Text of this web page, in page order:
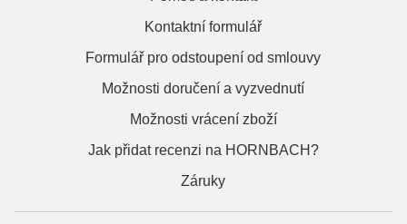
Kontaktní formulář
Formulář pro odstoupení od smlouvy
Možnosti doručení a vyzvednutí
Možnosti vrácení zboží
Jak přidat recenzi na HORNBACH?
Záruky